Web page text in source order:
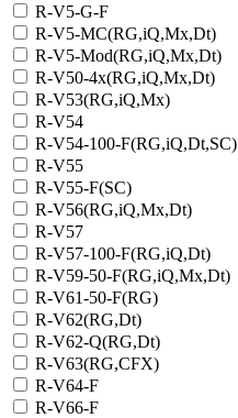
R-V5-G-F
R-V5-MC(RG,iQ,Mx,Dt)
R-V5-Mod(RG,iQ,Mx,Dt)
R-V50-4x(RG,iQ,Mx,Dt)
R-V53(RG,iQ,Mx)
R-V54
R-V54-100-F(RG,iQ,Dt,SC)
R-V55
R-V55-F(SC)
R-V56(RG,iQ,Mx,Dt)
R-V57
R-V57-100-F(RG,iQ,Dt)
R-V59-50-F(RG,iQ,Mx,Dt)
R-V61-50-F(RG)
R-V62(RG,Dt)
R-V62-Q(RG,Dt)
R-V63(RG,CFX)
R-V64-F
R-V66-F